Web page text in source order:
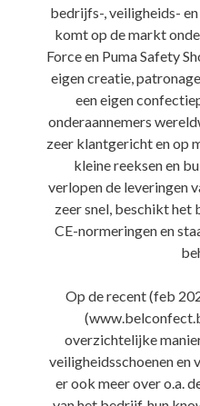
bedrijfs-, veiligheids-
komt op de markt
Force en Puma Safety
eigen creatie,
een eigen
onderaannemers
zeer klantgericht en op
kleine reeksen en
verlopen de leveringen
zeer snel, beschikt het
CE-normeringen en
Op de recent (feb
overzichtelijke
veiligheidsschoenen en
er ook meer over o.a.